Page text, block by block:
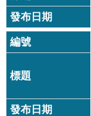
English
陳
情
統
常